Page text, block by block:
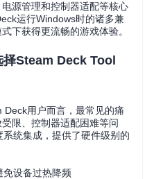
源管理和控制器适配等核心
运行Windows时的诸多兼
下获得更流畅的游戏体验。
Steam Deck Tool
Deck用户而言，最常见的痛
限、控制器适配困难等问
统集成，提供了硬件级别的
免设备过热降频